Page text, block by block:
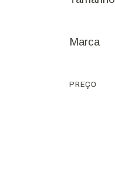
Marca
PREÇO